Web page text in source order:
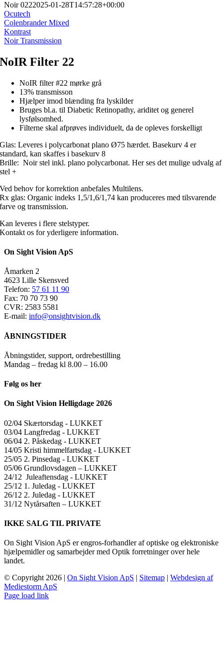
Noir 0222025-01-28T14:57:28+00:00
Ocutech
Colenbrander Mixed
Kontrast
Noir Transmission
NoIR Filter 22
NoIR filter #22 mørke grå
13% transmisson
Hjælper imod blænding fra lyskilder
Bruges bl.a. til Diabetic Retinopathy, ariditet og generel
lysfølsomhed.
Filterne skal afprøves individuelt, da de opleves forskelligt
Glas: Leveres i polycarbonat plano Ø75 hærdet. Basekurv 4 er
standard, kan skaffes i basekurv 8
Brille: Noir stel inkl. plano polycarbonat. Her ses det mulige udvalg af
stel +
Ved behov for korrektion anbefales Multilens.
Rx glas: Organic indeks 1,5/1,6/1,74 kan produceres med tilsvarende
farve og transmission.
Kan leveres i flere stelstyper.
Kontakt os for yderligere information.
On Sight Vision ApS
Åmarken 2
4623 Lille Skensved
Telefon: 57 61 11 90
Fax: 70 70 73 90
CVR: 2583 5581
E-mail: info@onsightvision.dk
ÅBNINGSTIDER
Åbningstider, support, ordrebestilling
Mandag – fredag kl 8.00 – 16.00
Følg os her
On Sight Vision Helligdage 2026
02/04 Skærtorsdag ​​- LUKKET
03/04 Langfredag ​​- LUKKET
06/04 2. Påskedag ​​- LUKKET
14/05 Kristi himmelfartsdag ​​- LUKKET
25/05 2. Pinsedag ​​- LUKKET
05/06 Grundlovsdagen – LUKKET
24/12 Juleaftensdag ​​- LUKKET
25/12 1. Juledag ​​- LUKKET
26/12 2. Juledag ​​- LUKKET
31/12 Nytårsaften – LUKKET
IKKE SALG TIL PRIVATE
On Sight Vision ApS er engros-forhandler af optiske og elektroniske
hjælpemidler og samarbejder med Optik forretninger over hele
landet.
© Copyright 2026 | On Sight Vision ApS | Sitemap | Webdesign af
Mediestorm ApS
Page load link